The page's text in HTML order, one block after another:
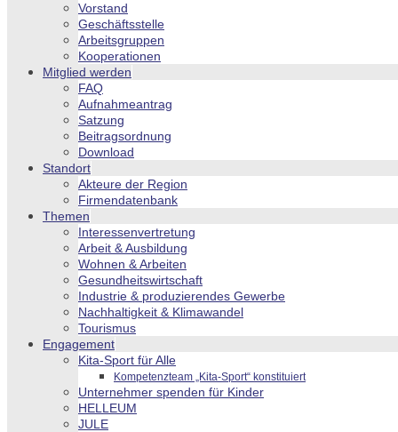
Vorstand
Geschäftsstelle
Arbeitsgruppen
Kooperationen
Mitglied werden
FAQ
Aufnahmeantrag
Satzung
Beitragsordnung
Download
Standort
Akteure der Region
Firmendatenbank
Themen
Interessenvertretung
Arbeit & Ausbildung
Wohnen & Arbeiten
Gesundheitswirtschaft
Industrie & produzierendes Gewerbe
Nachhaltigkeit & Klimawandel
Tourismus
Engagement
Kita-Sport für Alle
Kompetenzteam „Kita-Sport“ konstituiert
Unternehmer spenden für Kinder
HELLEUM
JULE